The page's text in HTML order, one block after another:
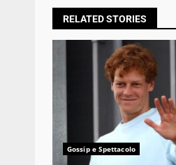
RELATED STORIES
Gossip e Spettacolo